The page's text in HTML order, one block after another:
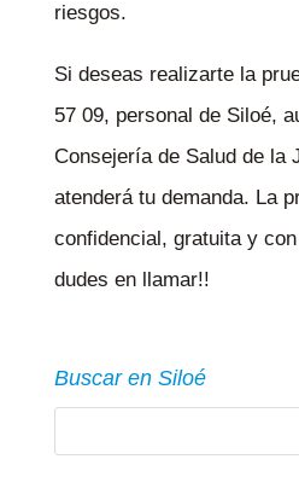
riesgos.
Si deseas realizarte la
57 09, personal de Siloé,
Consejería de Salud de la
atenderá tu demanda. La
confidencial, gratuita y
dudes en llamar!!
Buscar en Siloé